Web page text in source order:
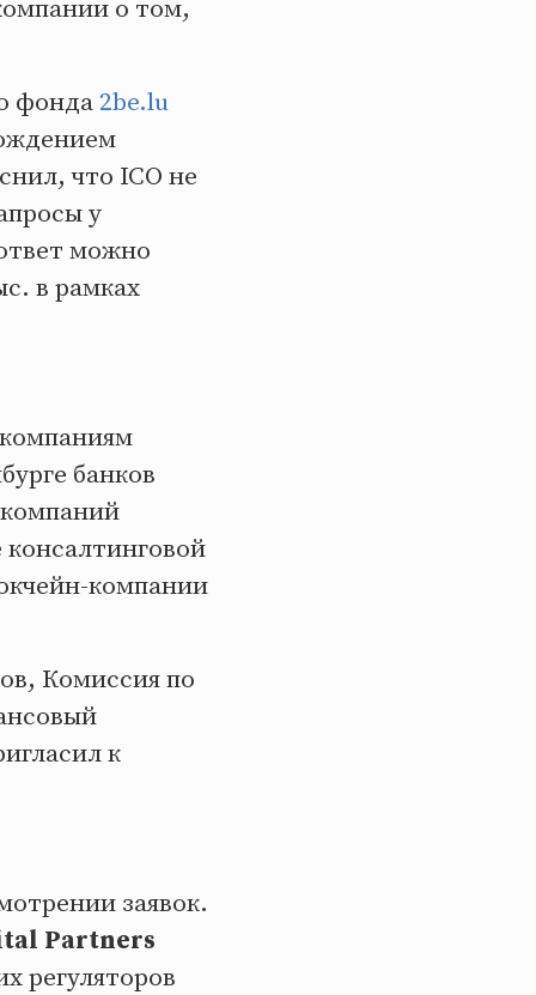
о том,
фонда 2be.lu
что ICO не
у
можно
в рамках
банков
компании
Комиссия по
к
заявок.
Partners
регуляторов